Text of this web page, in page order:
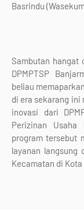
Basrindu
Sambutan hangat
DPMPTSP
beliau
di era sekarang ini
inovasi dari
Perizinan Usaha
program tersebut
layanan langsung
Kecamatan di